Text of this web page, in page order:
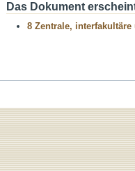
Das Dokument
8 Zentrale,